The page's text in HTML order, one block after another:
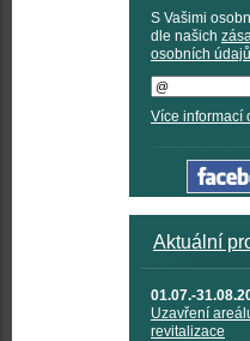
S Vašimi
dle našich
osobních údajů
Více informací
Aktuální
01.07.-
Uzavření
revitalizace